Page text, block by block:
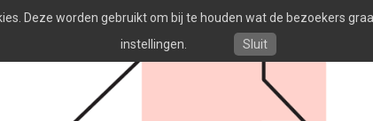
Deze worden gebruikt om bij te houden wat de bezoekers
instellingen.
Sluit